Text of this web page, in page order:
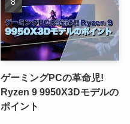
ゲーミングPCの革命児!
Ryzen 9 9950X3Dモデルの
ポイント